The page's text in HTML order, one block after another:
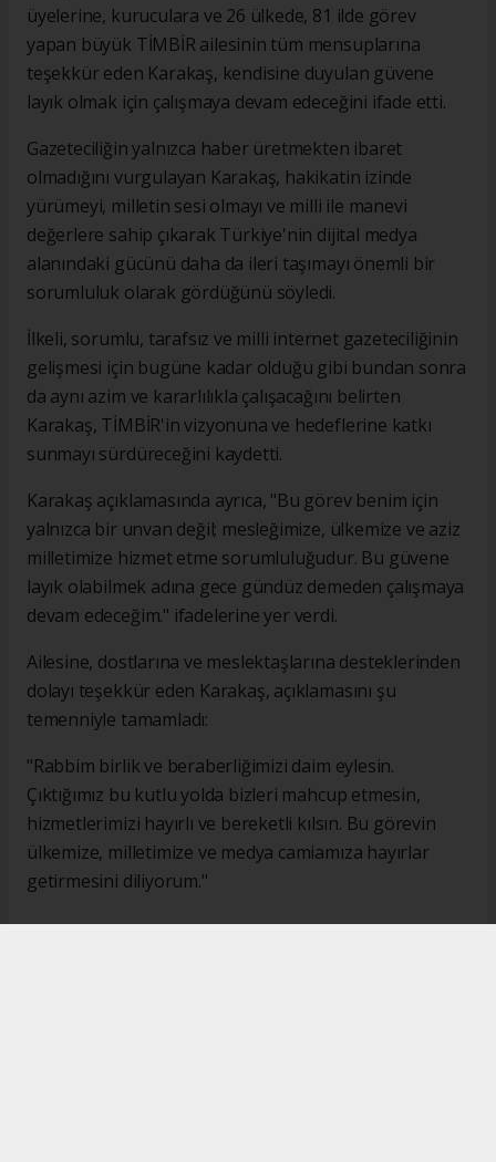
üyelerine, kuruculara ve 26 ülkede, 81 ilde görev
yapan büyük TİMBİR ailesinin tüm mensuplarına
teşekkür eden Karakaş, kendisine duyulan güvene
layık olmak için çalışmaya devam edeceğini ifade etti.
Gazeteciliğin yalnızca haber üretmekten ibaret
olmadığını vurgulayan Karakaş, hakikatin izinde
yürümeyi, milletin sesi olmayı ve milli ile manevi
değerlere sahip çıkarak Türkiye'nin dijital medya
alanındaki gücünü daha da ileri taşımayı önemli bir
sorumluluk olarak gördüğünü söyledi.
İlkeli, sorumlu, tarafsız ve milli internet gazeteciliğinin
gelişmesi için bugüne kadar olduğu gibi bundan sonra
da aynı azim ve kararlılıkla çalışacağını belirten
Karakaş, TİMBİR'in vizyonuna ve hedeflerine katkı
sunmayı sürdüreceğini kaydetti.
Karakaş açıklamasında ayrıca, "Bu görev benim için
yalnızca bir unvan değil; mesleğimize, ülkemize ve aziz
milletimize hizmet etme sorumluluğudur. Bu güvene
layık olabilmek adına gece gündüz demeden çalışmaya
devam edeceğim." ifadelerine yer verdi.
Ailesine, dostlarına ve meslektaşlarına desteklerinden
dolayı teşekkür eden Karakaş, açıklamasını şu
temenniyle tamamladı:
"Rabbim birlik ve beraberliğimizi daim eylesin.
Çıktığımız bu kutlu yolda bizleri mahcup etmesin,
hizmetlerimizi hayırlı ve bereketli kılsın. Bu görevin
ülkemize, milletimize ve medya camiamıza hayırlar
getirmesini diliyorum."